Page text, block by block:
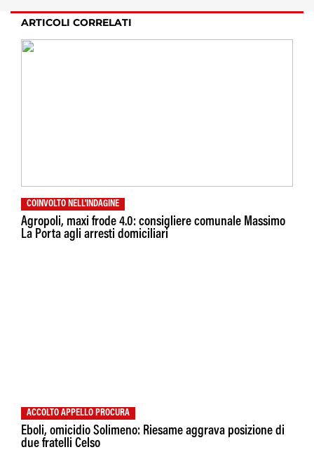
ARTICOLI CORRELATI
COINVOLTO NELL'INDAGINE
Agropoli, maxi frode 4.0: consigliere comunale Massimo
La Porta agli arresti domiciliari
ACCOLTO APPELLO PROCURA
Eboli, omicidio Solimeno: Riesame aggrava posizione di
due fratelli Celso